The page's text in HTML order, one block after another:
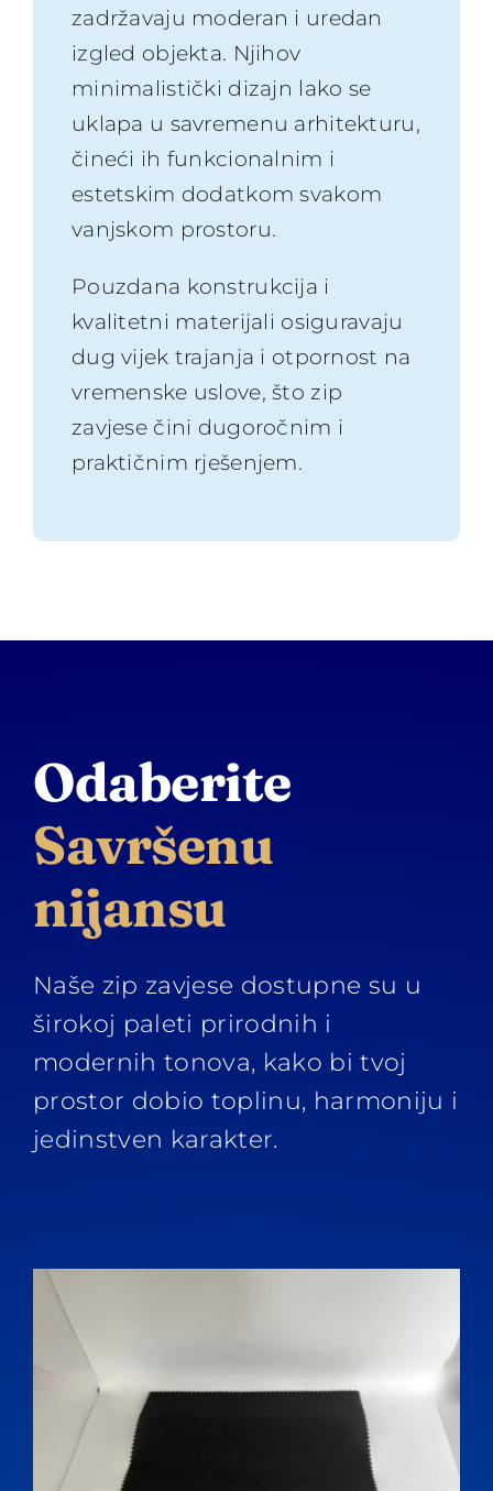
zadržavaju moderan i uredan
izgled objekta. Njihov
minimalistički dizajn lako se
uklapa u savremenu arhitekturu,
čineći ih funkcionalnim i
estetskim dodatkom svakom
vanjskom prostoru.
Pouzdana konstrukcija i
kvalitetni materijali osiguravaju
dug vijek trajanja i otpornost na
vremenske uslove, što zip
zavjese čini dugoročnim i
praktičnim rješenjem.
Odaberite
Savršenu
nijansu
Naše zip zavjese dostupne su u
širokoj paleti prirodnih i
modernih tonova, kako bi tvoj
prostor dobio toplinu, harmoniju i
jedinstven karakter.